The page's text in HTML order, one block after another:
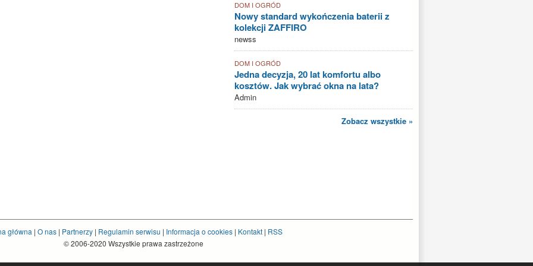
DOM I OGRÓD
Nowy standard wykończenia baterii z
kolekcji ZAFFIRO
newss
DOM I OGRÓD
Jedna decyzja, 20 lat komfortu albo
kosztów. Jak wybrać okna na lata?
Admin
Zobacz wszystkie »
główna | O nas| Partnerzy| Regulamin serwisu | Informacja o cookies| Kontakt| RSS
© 2006-2020 Wszystkie prawa zastrzeżone